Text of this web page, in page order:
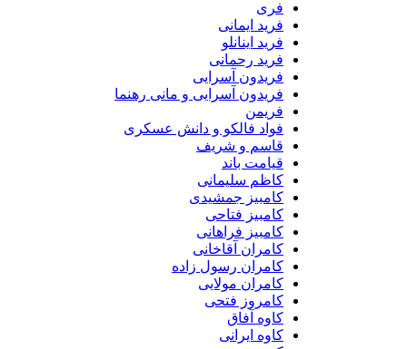
فرید ایمانی
فرید اینانلو
فرید رحمانی
فریدون آسرایی
فریدون آسرایی و مانی رهنما
فواد فالکو و دانش عسکری
قاسم و شریف
قیامت باند
کاظم سلیمانی
کامبیز جمشیدی
کامبیز فتاحی
کامبیز فراهانی
کامران آقاخانی
کامران رسول زاده
کامران مولایی
کامروز فتحی
کاوه آفاق
کاوه ایرانی